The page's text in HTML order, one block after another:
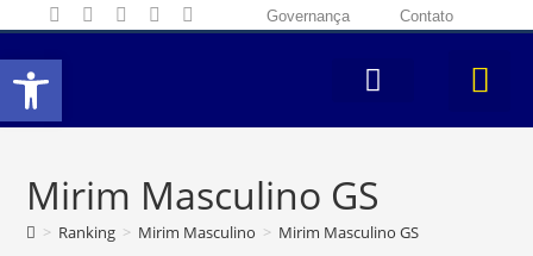
Abrir a barra de ferramentas
Governança Contato
Mirim Masculino GS
> Ranking > Mirim Masculino > Mirim Masculino GS